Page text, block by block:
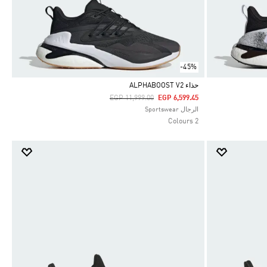
-45%
Selected
حذاء ALPHABOOST V2
Price Reduced From
EGP 11,999.00ToEGP 6,599.45
الرجال Sportswear
2 Colours